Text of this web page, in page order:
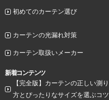
初めてのカーテン選び
カーテンの光漏れ対策
カーテン取扱いメーカー
新着コンテンツ
【完全版】カーテンの正しい測り
方とぴったりなサイズを選ぶコツ